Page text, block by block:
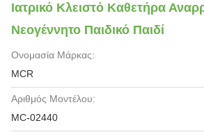
Ιατρικό Κλειστό Καθετήρα
Νεογέννητο Παιδικό Παιδί
Ονομασία Μάρκας:
MCR
Αριθμός Μοντέλου:
MC-02440